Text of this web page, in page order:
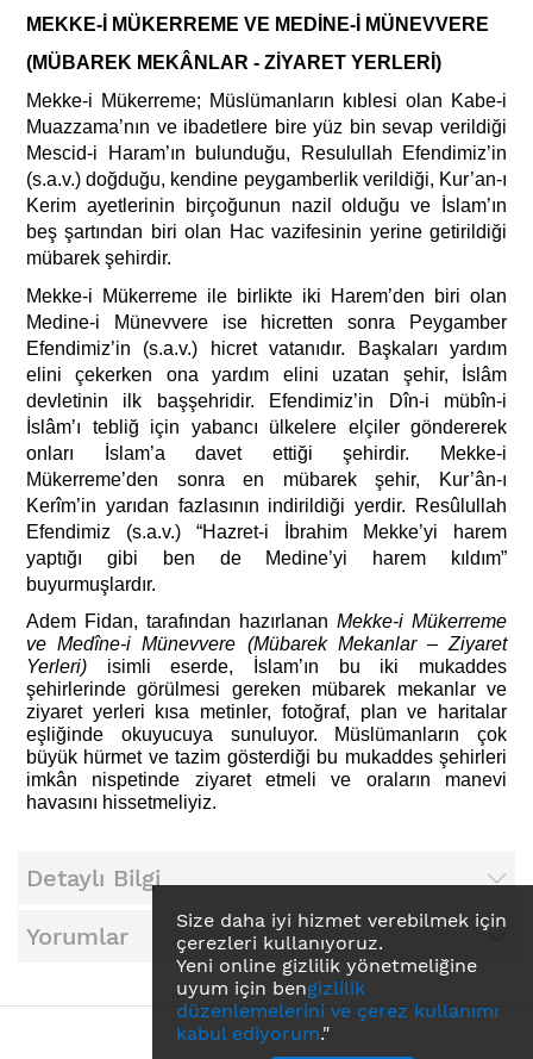
Size daha iyi hizmet verebilmek için
çerezleri kullanıyoruz.
Yeni online gizlilik yönetmeliğine
uyum için bengizlilik
düzenlemelerini ve çerez kullanımı
kabul ediyorum."
MEKKE-İ MÜKERREME VE MEDİNE-İ MÜNEVVERE
(MÜBAREK MEKÂNLAR - ZİYARET YERLERİ)
Mekke-i Mükerreme; Müslümanların kıblesi olan Kabe-i
Muazzama’nın ve ibadetlere bire yüz bin sevap verildiği
Mescid-i Haram’ın bulunduğu, Resulullah Efendimiz’in
(s.a.v.) doğduğu, kendine peygamberlik verildiği, Kur’an-ı
Kerim ayetlerinin birçoğunun nazil olduğu ve İslam’ın
beş şartından biri olan Hac vazifesinin yerine getirildiği
mübarek şehirdir.
Mekke-i Mükerreme ile birlikte iki Harem’den biri olan
Medine-i Münevvere ise hicretten sonra Peygamber
Efendimiz’in (s.a.v.) hicret vatanıdır. Başkaları yardım
elini çekerken ona yardım elini uzatan şehir, İslâm
devletinin ilk başşehridir. Efendimiz’in Dîn-i mübîn-i
İslâm’ı tebliğ için yabancı ülkelere elçiler göndererek
onları İslam’a davet ettiği şehirdir. Mekke-i
Mükerreme’den sonra en mübarek şehir, Kur’ân-ı
Kerîm’in yarıdan fazlasının indirildiği yerdir. Resûlullah
Efendimiz (s.a.v.) “Hazret-i İbrahim Mekke’yi harem
yaptığı gibi ben de Medine’yi harem kıldım”
buyurmuşlardır.
Adem Fidan, tarafından hazırlanan Mekke-i Mükerreme
ve Medîne-i Münevvere (Mübarek Mekanlar – Ziyaret
Yerleri)
isimli eserde, İslam’ın bu iki mukaddes
şehirlerinde görülmesi gereken mübarek mekanlar ve
ziyaret yerleri kısa metinler, fotoğraf, plan ve haritalar
eşliğinde okuyucuya sunuluyor. Müslümanların çok
büyük hürmet ve tazim gösterdiği bu mukaddes şehirleri
imkân nispetinde ziyaret etmeli ve oraların manevi
havasını hissetmeliyiz.
Detaylı Bilgi
Yorumlar